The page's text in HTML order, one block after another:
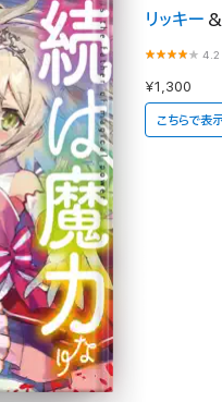
リッキー &
4.2
¥1,300
こちらで表示